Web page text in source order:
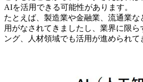
AIを活用できる可能性があります。
たとえば、製造業や金融業、流通業
用がなされてきましたし、業界に限ら
ング、人材領域でも活用が進められて